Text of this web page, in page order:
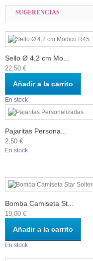
SUGERENCIAS
Sello Ø 4,2 cm Mo...
22,50 €
Añadir a la carrito
En stock
Pajaritas Persona...
2,50 €
En stock
Bomba Camiseta St...
19,00 €
Añadir a la carrito
En stock